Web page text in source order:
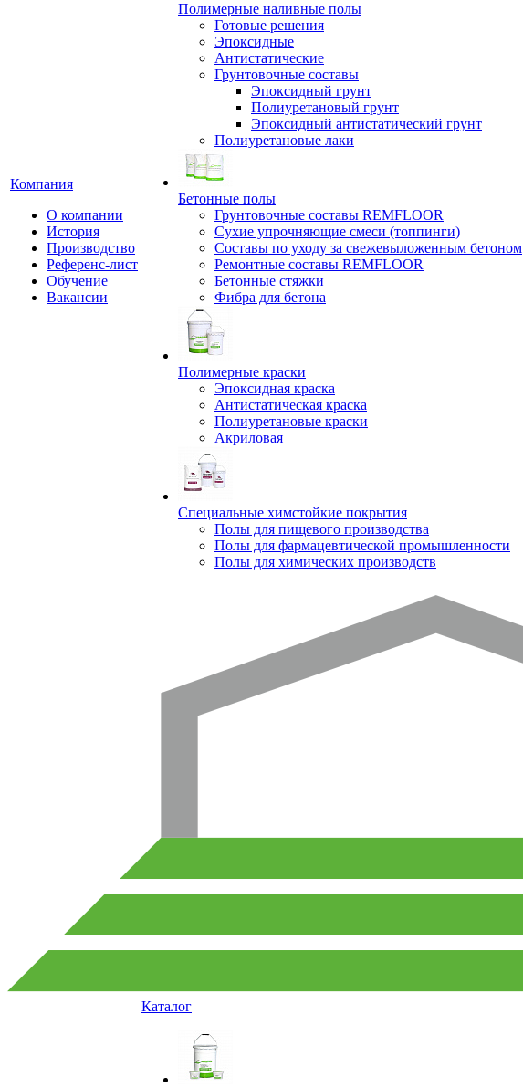
Компания
О компании
История
Производство
Референс-лист
Обучение
Вакансии
Полимерные наливные полы
Готовые решения
Эпоксидные
Антистатические
Грунтовочные составы
Эпоксидный грунт
Полиуретановый грунт
Эпоксидный антистатический грунт
Полиуретановые лаки
Бетонные полы
Грунтовочные составы REMFLOOR
Сухие упрочняющие смеси (топпинги)
Составы по уходу за свежевыложенным бетоном
Ремонтные составы REMFLOOR
Бетонные стяжки
Фибра для бетона
Полимерные краски
Эпоксидная краска
Антистатическая краска
Полиуретановые краски
Акриловая
Специальные химстойкие покрытия
Полы для пищевого производства
Полы для фармацевтической промышленности
Полы для химических производств
Каталог